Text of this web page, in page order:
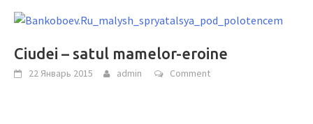
Ciudei – satul mamelor-eroine
22 Январь 2015 admin Comment